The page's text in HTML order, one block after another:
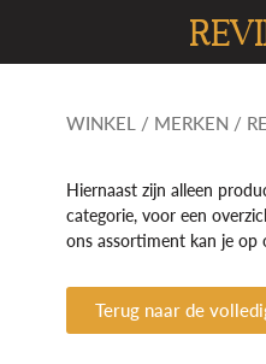
WINKEL / MERKEN /
Hiernaast zijn alleen
categorie, voor een
ons assortiment kan je op
Terug naar de